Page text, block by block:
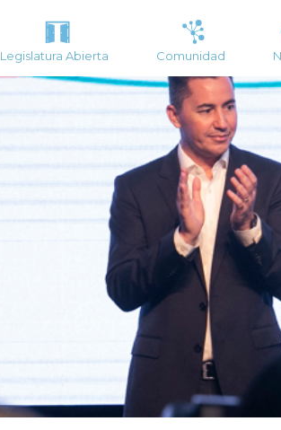
Legislatura Abierta Comunidad